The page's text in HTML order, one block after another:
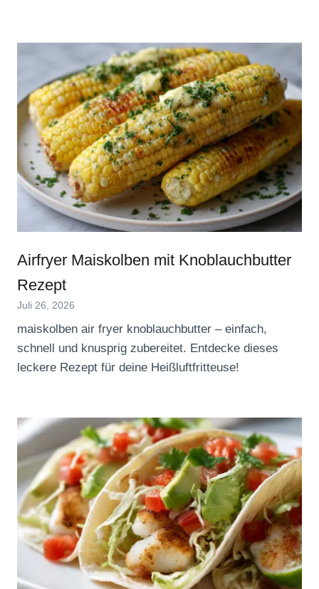
Airfryer Maiskolben mit Knoblauchbutter
Rezept
Juli 26, 2026
maiskolben air fryer knoblauchbutter – einfach,
schnell und knusprig zubereitet. Entdecke dieses
leckere Rezept für deine Heißluftfritteuse!